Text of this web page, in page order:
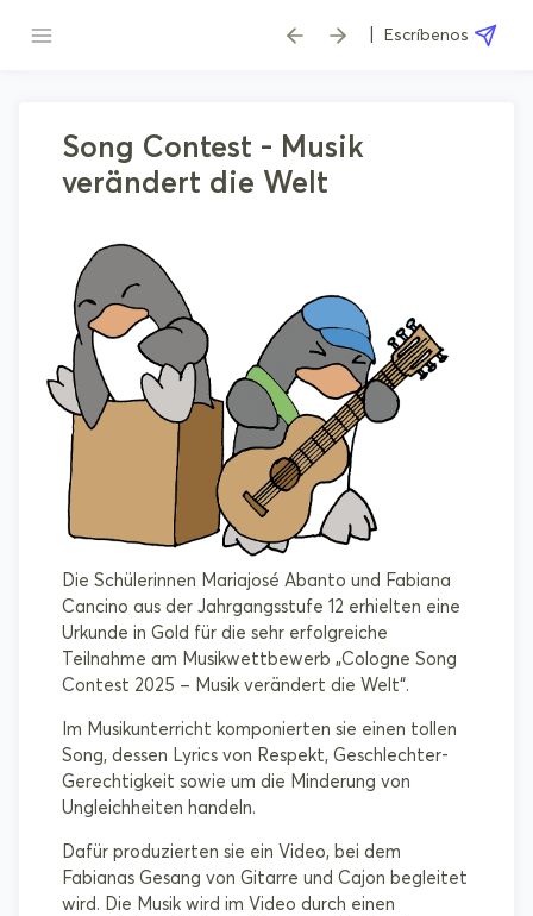
Escríbenos
Song Contest - Musik
verändert die Welt
Die Schülerinnen Mariajosé Abanto und Fabiana
Cancino aus der Jahrgangsstufe 12 erhielten eine
Urkunde in Gold für die sehr erfolgreiche
Teilnahme am Musikwettbewerb „Cologne Song
Contest 2025 – Musik verändert die Welt“.
Im Musikunterricht komponierten sie einen tollen
Song, dessen Lyrics von Respekt, Geschlechter-
Gerechtigkeit sowie um die Minderung von
Ungleichheiten handeln.
Dafür produzierten sie ein Video, bei dem
Fabianas Gesang von Gitarre und Cajon begleitet
wird. Die Musik wird im Video durch einen